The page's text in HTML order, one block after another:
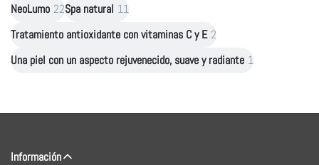
NeoLumo 22Spa natural 11
Tratamiento antioxidante con vitaminas C y E 2
Una piel con un aspecto rejuvenecido, suave y radiante 1
Información